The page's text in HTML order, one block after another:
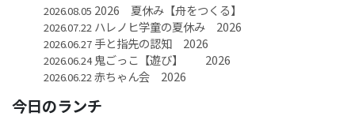
2026.08.05 2026 夏休み【舟をつくる】
2026.07.22 ハレノヒ学童の夏休み 2026
2026.06.27手と指先の認知 2026
2026.06.24鬼ごっこ【遊び】 2026
2026.06.22赤ちゃん会 2026
今日のランチ